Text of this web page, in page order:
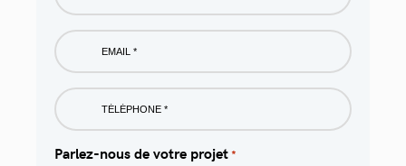
Email
*
Phone
*
Parlez-nous de votre projet*